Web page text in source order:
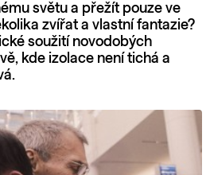
světu a přežít pouze ve
zvířat a vlastní fantazie?
soužití novodobých
kde izolace není tichá a